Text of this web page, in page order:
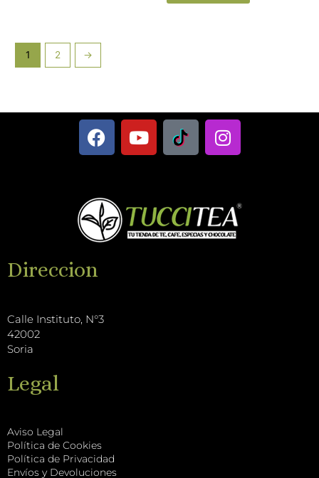
1 2 →
F
a
b
o
o
Y
o
b
e
L
o
i
k
I
n
g
r
Direccion
Calle Instituto, N°3
42002
Soria
Legal
Aviso Legal
Política de Cookies
Política de Privacidad
Envíos y Devoluciones